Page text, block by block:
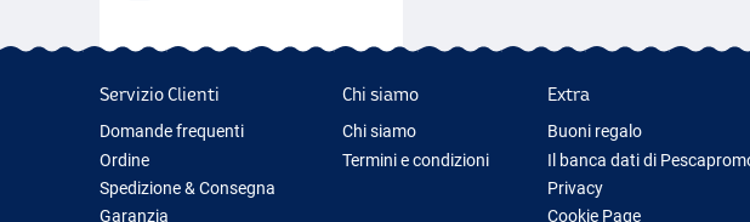
Servizio Clienti
Domande frequenti
Ordine
Spedizione & Consegna
Garanzia
Chi siamo
Chi siamo
Termini e condizioni
Extra
Buoni regalo
Il banca dati di
Privacy
Cookie Page